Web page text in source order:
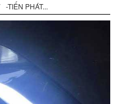
TIẾN PHÁT...